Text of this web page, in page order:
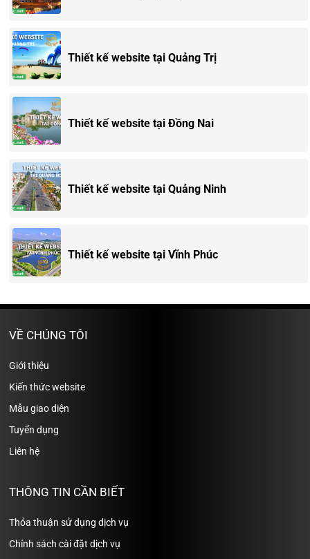
Thiết kế website tại Quảng Trị
Thiết kế website tại Đồng Nai
Thiết kế website tại Quảng Ninh
Thiết kế website tại Vĩnh Phúc
VỀ CHÚNG TÔI
Giới thiệu
Kiến thức website
Mẫu giao diện
Tuyển dụng
Liên hệ
THÔNG TIN CẦN BIẾT
Thỏa thuận sử dụng dịch vụ
Chính sách cài đặt dịch vụ